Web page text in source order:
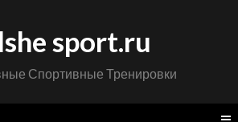
sport.ru
Спортивные Тренировки